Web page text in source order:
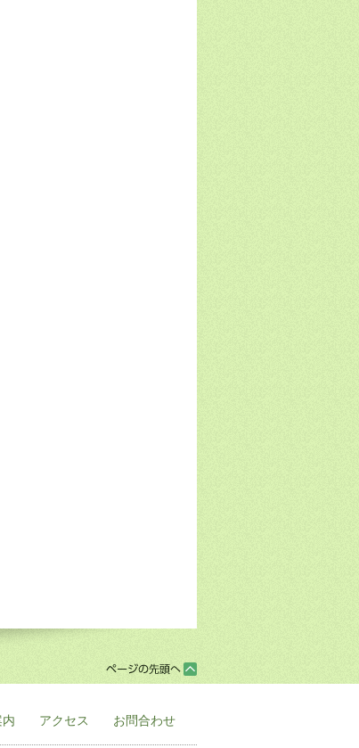
アクセス お問合わせ